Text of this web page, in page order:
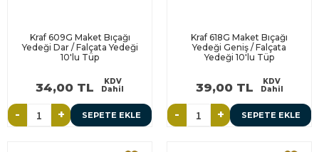
Kraf 609G Maket Bıçağı
Yedeği Dar / Falçata Yedeği
10'lu Tüp
34,00 TL
KDV
Dahil
- + SEPETE EKLE
Kraf 618G Maket Bıçağı
Yedeği Geniş / Falçata
Yedeği 10'lu Tüp
39,00 TL
KDV
Dahil
- + SEPETE EKLE